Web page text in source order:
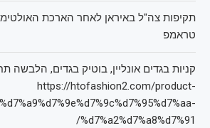
תקיפות צה"ל באיראן לאחר הארכת
טראמפ
קניות בגדים אונליין, בוטיק בגדים,
https://htofashion2.com/product-
%d7%a2%d7%a8%d7%91/